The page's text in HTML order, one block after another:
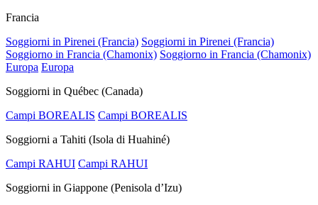
Francia
Soggiorni in Pirenei (Francia) Soggiorni in Pirenei (Francia)
Soggiorno in Francia (Chamonix) Soggiorno in Francia (Chamonix)
Europa Europa
Soggiorni in Québec (Canada)
Campi BOREALIS Campi BOREALIS
Soggiorni a Tahiti (Isola di Huahiné)
Campi RAHUI Campi RAHUI
Soggiorni in Giappone (Penisola d’Izu)